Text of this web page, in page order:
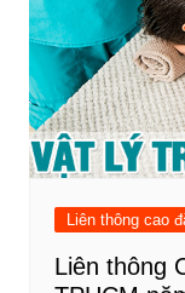
Liên thông cao
Liên thông